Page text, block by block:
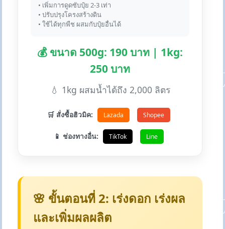
• เพิ่มการดูดซับปุ๋ย 2-3 เท่า
• ปรับปรุงโครงสร้างดิน
• ใช้ได้ทุกพืช ผสมกับปุ๋ยอื่นได้
💰 ขนาด 500g: 190 บาท | 1kg:
250 บาท
💧 1kg ผสมน้ำได้ถึง 2,000 ลิตร
🛒 สั่งซื้อฮิวมิค: Lazada Shopee
📱 ช่องทางอื่น: TikTok Line
🌸 ขั้นตอนที่ 2: เร่งดอก เร่งผล
และเพิ่มผลผลิต